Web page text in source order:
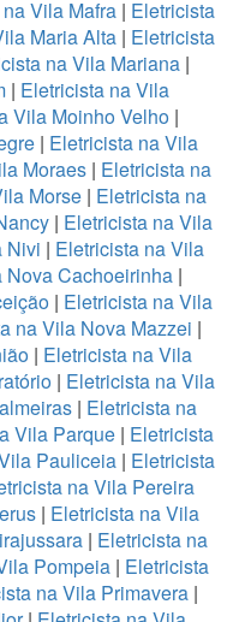
Vila Mafra | Eletricista
Maria Alta | Eletricista
na Vila Mariana|
| Eletricista na Vila
Vila Moinho Velho |
| Eletricista na Vila
Moraes| Eletricista na
Morse | Eletricista na
| Eletricista na Vila
Nivi | Eletricista na Vila
Nova Cachoeirinha |
| Eletricista na Vila
na Vila Nova Mazzei |
| Eletricista na Vila
| Eletricista na Vila
| Eletricista na
Vila Parque| Eletricista
Pauliceia| Eletricista
na Vila Pereira
| Eletricista na Vila
| Eletricista na
Pompeia| Eletricista
na Vila Primavera|